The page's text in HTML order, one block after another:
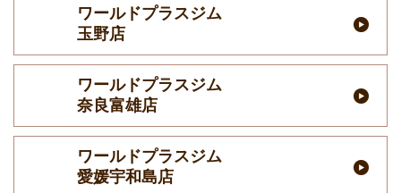
ワールドプラスジム
玉野店
ワールドプラスジム
奈良富雄店
ワールドプラスジム
愛媛宇和島店